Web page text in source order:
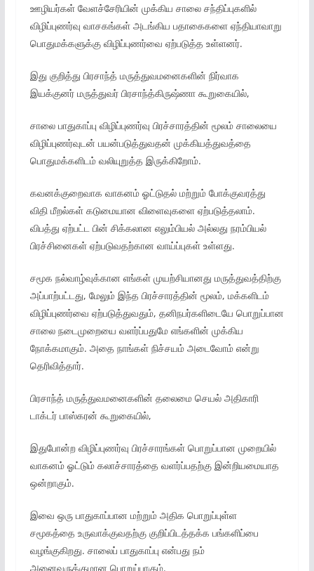
ஊழியர்கள் வேளச்சேரியின் முக்கிய சாலை சந்திப்புகளில்
விழிப்புணர்வு வாசகங்கள் அடங்கிய பதாகைகளை ஏந்தியாவாறு
பொதுமக்களுக்கு விழிப்புணர்வை ஏற்படுத்த உள்ளனர்.
இது குறித்து பிரசாந்த் மருத்துவமனைகளின் நிர்வாக
இயக்குனர் மருத்துவர் பிரசாந்த்கிருஷ்ணா கூறுகையில்,
சாலை பாதுகாப்பு விழிப்புணர்வு பிரச்சாரத்தின் மூலம் சாலையை
விழிப்புணர்வுடன் பயன்படுத்துவதன் முக்கியத்துவத்தை
பொதுமக்களிடம் வலியுறுத்த இருக்கிறோம்.
கவனக்குறைவாக வாகனம் ஓட்டுதல் மற்றும் போக்குவரத்து
விதி மீறல்கள் கடுமையான விளைவுகளை ஏற்படுத்தலாம்.
விபத்து ஏற்பட்ட பின் சிக்கலான எலும்பியல் அல்லது நரம்பியல்
பிரச்சினைகள் ஏற்படுவதற்கான வாய்ப்புகள் உள்ளது.
சமூக நல்வாழ்வுக்கான எங்கள் முயற்சியானது மருத்துவத்திற்கு
அப்பாற்பட்டது, மேலும் இந்த பிரச்சாரத்தின் மூலம், மக்களிடம்
விழிப்புணர்வை ஏற்படுத்துவதும், தனிநபர்களிடையே பொறுப்பான
சாலை நடைமுறையை வளர்ப்பதுமே எங்களின் முக்கிய
நோக்கமாகும். அதை நாங்கள் நிச்சயம் அடைவோம் என்று
தெரிவித்தார்.
பிரசாந்த் மருத்துவமனைகளின் தலைமை செயல் அதிகாரி
டாக்டர் பாஸ்கரன் கூறுகையில்,
இதுபோன்ற விழிப்புணர்வு பிரச்சாரங்கள் பொறுப்பான முறையில்
வாகனம் ஓட்டும் கலாச்சாரத்தை வளர்ப்பதற்கு இன்றியமையாத
ஒன்றாகும்.
இவை ஒரு பாதுகாப்பான மற்றும் அதிக பொறுப்புள்ள
சமூகத்தை உருவாக்குவதற்கு குறிப்பிடத்தக்க பங்களிப்பை
வழங்குகிறது. சாலைப் பாதுகாப்பு என்பது நம்
அனைவருக்குமான பொறுப்பாகும்.